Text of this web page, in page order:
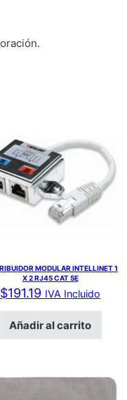
MODULAR INTELLINET 1
X 2 RJ45 CAT 5E
$191.19 IVA Incluido
Añadir al carrito